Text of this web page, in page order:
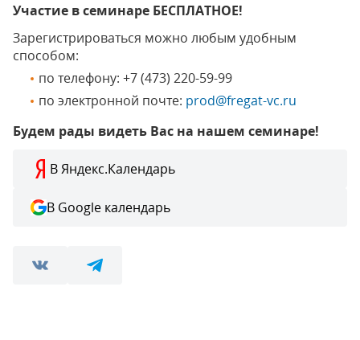
Участие в семинаре БЕСПЛАТНОЕ!
Зарегистрироваться можно любым удобным
способом:
по телефону: +7 (473) 220-59-99
по электронной почте: prod@fregat-vc.ru
Будем рады видеть Вас на нашем семинаре!
В Яндекс.Календарь
В Google календарь